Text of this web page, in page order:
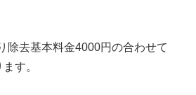
除去基本料金4000円の合わせて
す。